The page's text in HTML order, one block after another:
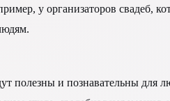
у организаторов свадеб,
полезны и познавательны